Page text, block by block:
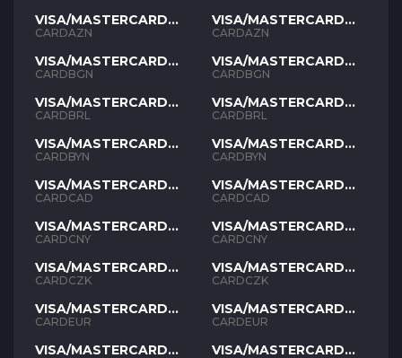
VISA/MASTERCARD
AZN
CARDAZN
VISA/MASTERCARD
BGN
CARDBGN
VISA/MASTERCARD
BRL
CARDBRL
VISA/MASTERCARD
BYN
CARDBYN
VISA/MASTERCARD
CAD
CARDCAD
VISA/MASTERCARD
CNY
CARDCNY
VISA/MASTERCARD
CZK
CARDCZK
VISA/MASTERCARD
EUR
CARDEUR
VISA/MASTERCARD
VISA/MASTERCARD
AZN
CARDAZN
VISA/MASTERCARD
BGN
CARDBGN
VISA/MASTERCARD
BRL
CARDBRL
VISA/MASTERCARD
BYN
CARDBYN
VISA/MASTERCARD
CAD
CARDCAD
VISA/MASTERCARD
CNY
CARDCNY
VISA/MASTERCARD
CZK
CARDCZK
VISA/MASTERCARD
EUR
CARDEUR
VISA/MASTERCARD